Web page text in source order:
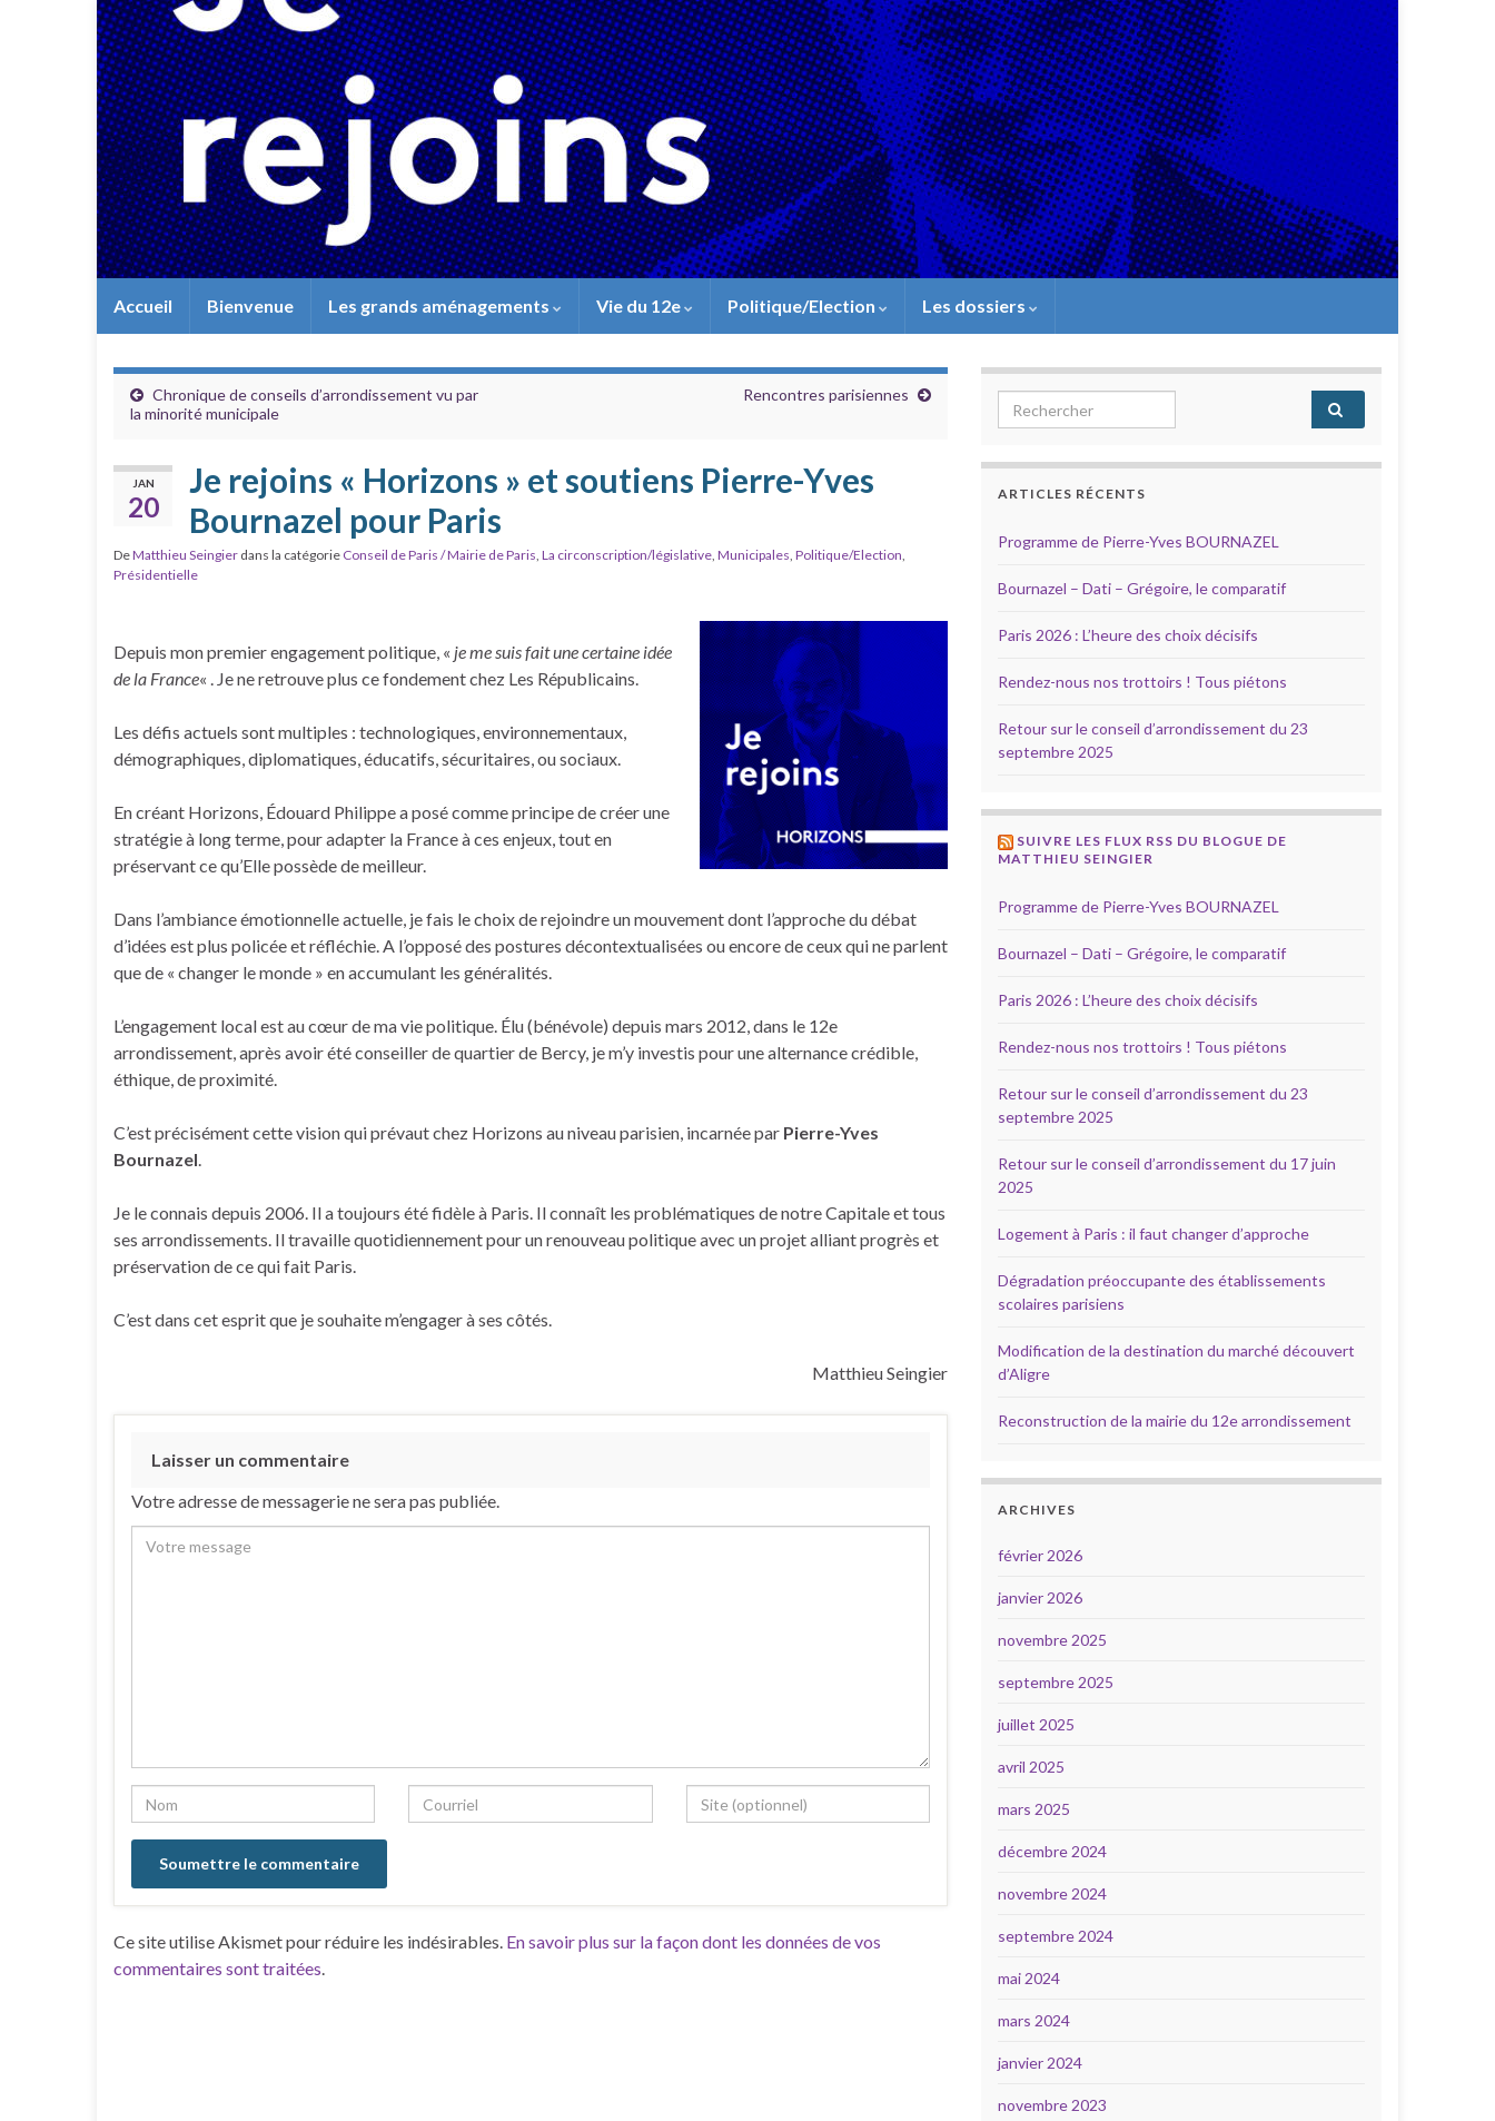
Accueil Bienvenue Les grands aménagements Vie du 12e Politique/Election Les dossiers
Chronique de conseils d’arrondissement vu par
la minorité municipale
Rencontres parisiennes
JAN
20
Je rejoins « Horizons » et soutiens Pierre-Yves
Bournazel pour Paris
DeMatthieu Seingier dans la catégorie Conseil de Paris / Mairie de Paris, La circonscription/législative, Municipales, Politique/Election,
Présidentielle
Depuis mon premier engagement politique, « je me suis fait une certaine idée
de la France« . Je ne retrouve plus ce fondement chez Les Républicains.
Les défis actuels sont multiples : technologiques, environnementaux,
démographiques, diplomatiques, éducatifs, sécuritaires, ou sociaux.
En créant Horizons, Édouard Philippe a posé comme principe de créer une
stratégie à long terme, pour adapter la France à ces enjeux, tout en
préservant ce qu’Elle possède de meilleur.
Dans l’ambiance émotionnelle actuelle, je fais le choix de rejoindre un mouvement dont l’approche du débat
d’idées est plus policée et réfléchie. A l’opposé des postures décontextualisées ou encore de ceux qui ne parlent
que de « changer le monde » en accumulant les généralités.
L’engagement local est au cœur de ma vie politique. Élu (bénévole) depuis mars 2012, dans le 12e
arrondissement, après avoir été conseiller de quartier de Bercy, je m’y investis pour une alternance crédible,
éthique, de proximité.
C’est précisément cette vision qui prévaut chez Horizons au niveau parisien, incarnée par Pierre-Yves
Bournazel.
Je le connais depuis 2006. Il a toujours été fidèle à Paris. Il connaît les problématiques de notre Capitale et tous
ses arrondissements. Il travaille quotidiennement pour un renouveau politique avec un projet alliant progrès et
préservation de ce qui fait Paris.
C’est dans cet esprit que je souhaite m’engager à ses côtés.
Matthieu Seingier
Laisser un commentaire
Votre adresse de messagerie ne sera pas publiée.
Ce site utilise Akismet pour réduire les indésirables. En savoir plus sur la façon dont les données de vos
commentaires sont traitées.
Search for:
ARTICLES RÉCENTS
Programme de Pierre-Yves BOURNAZEL
Bournazel – Dati – Grégoire, le comparatif
Paris 2026 : L’heure des choix décisifs
Rendez-nous nos trottoirs ! Tous piétons
Retour sur le conseil d’arrondissement du 23
septembre 2025
SUIVRE LES FLUX RSS DU BLOGUE DE
MATTHIEU SEINGIER
Programme de Pierre-Yves BOURNAZEL
Bournazel – Dati – Grégoire, le comparatif
Paris 2026 : L’heure des choix décisifs
Rendez-nous nos trottoirs ! Tous piétons
Retour sur le conseil d’arrondissement du 23
septembre 2025
Retour sur le conseil d’arrondissement du 17 juin
2025
Logement à Paris : il faut changer d’approche
Dégradation préoccupante des établissements
scolaires parisiens
Modification de la destination du marché découvert
d’Aligre
Reconstruction de la mairie du 12e arrondissement
ARCHIVES
février 2026
janvier 2026
novembre 2025
septembre 2025
juillet 2025
avril 2025
mars 2025
décembre 2024
novembre 2024
septembre 2024
mai 2024
mars 2024
janvier 2024
novembre 2023